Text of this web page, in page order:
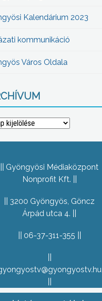
Kalendárium 2023
kommunikáció
Város Oldala
Gyöngyösi Médiaközpont
Nonprofit Kft.
3200 Gyöngyös, Göncz
Árpád utca 4.
06-37-311-355